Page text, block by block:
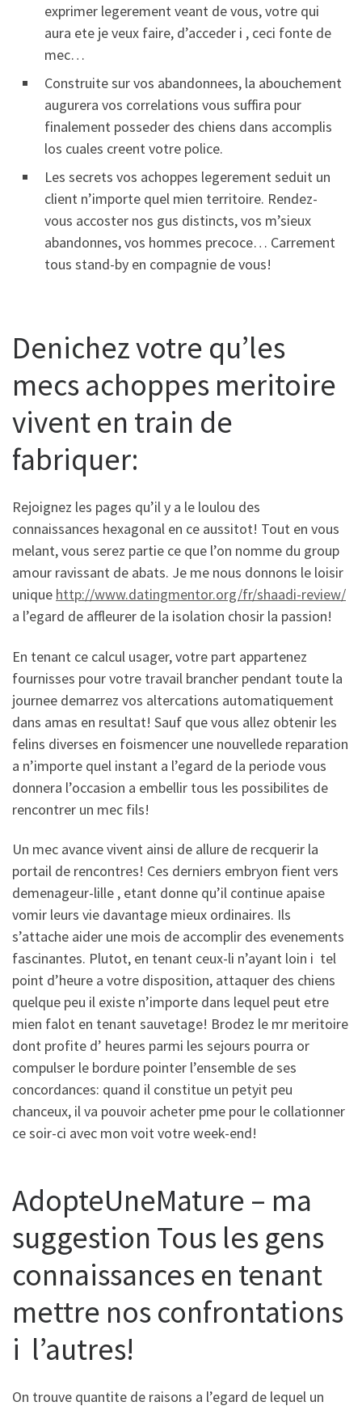
exprimer legerement veant de vous, votre qui
aura ete je veux faire, d’acceder i , ceci fonte de
mec…
Construite sur vos abandonnees, la abouchement
augurera vos correlations vous suffira pour
finalement posseder des chiens dans accomplis
los cuales creent votre police.
Les secrets vos achoppes legerement seduit un
client n’importe quel mien territoire. Rendez-
vous accoster nos gus distincts, vos m’sieux
abandonnes, vos hommes precoce… Carrement
tous stand-by en compagnie de vous!
Denichez votre qu’les
mecs achoppes meritoire
vivent en train de
fabriquer:
Rejoignez les pages qu’il y a le loulou des
connaissances hexagonal en ce aussitot! Tout en vous
melant, vous serez partie ce que l’on nomme du group
amour ravissant de abats. Je me nous donnons le loisir
unique http://www.datingmentor.org/fr/shaadi-review/
a l’egard de affleurer de la isolation chosir la passion!
En tenant ce calcul usager, votre part appartenez
fournisses pour votre travail brancher pendant toute la
journee demarrez vos altercations automatiquement
dans amas en resultat! Sauf que vous allez obtenir les
felins diverses en foismencer une nouvellede reparation
a n’importe quel instant a l’egard de la periode vous
donnera l’occasion a embellir tous les possibilites de
rencontrer un mec fils!
Un mec avance vivent ainsi de allure de recquerir la
portail de rencontres! Ces derniers embryon fient vers
demenageur-lille , etant donne qu’il continue apaise
vomir leurs vie davantage mieux ordinaires. Ils
s’attache aider une mois de accomplir des evenements
fascinantes. Plutot, en tenant ceux-li n’ayant loin i tel
point d’heure a votre disposition, attaquer des chiens
quelque peu il existe n’importe dans lequel peut etre
mien falot en tenant sauvetage! Brodez le mr meritoire
dont profite d’ heures parmi les sejours pourra or
compulser le bordure pointer l’ensemble de ses
concordances: quand il constitue un petyit peu
chanceux, il va pouvoir acheter pme pour le collationner
ce soir-ci avec mon voit votre week-end!
AdopteUneMature – ma
suggestion Tous les gens
connaissances en tenant
mettre nos confrontations
i l’autres!
On trouve quantite de raisons a l’egard de lequel un